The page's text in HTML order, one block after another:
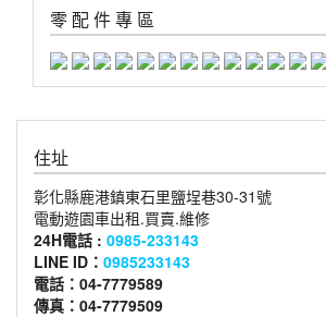
零 配 件 專 區
住址
彰化縣鹿港鎮東石里鹽埕巷30-31號
電動遊園車出租.買賣.維修
24H電話 : 0985-233143
LINE ID： 0985233143
電話：04-7779589
傳真：04-7779509